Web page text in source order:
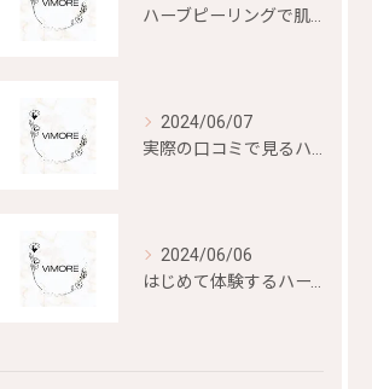
2024/06/07
2024/06/06